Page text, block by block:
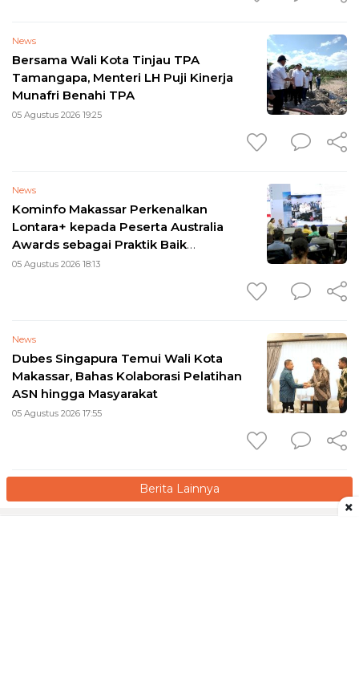
News
Bersama Wali Kota Tinjau TPA
Tamangapa, Menteri LH Puji Kinerja
Munafri Benahi TPA
05 Agustus 2026 19:25
News
Kominfo Makassar Perkenalkan
Lontara+ kepada Peserta Australia
Awards sebagai Praktik Baik
Transformasi Digital
05 Agustus 2026 18:13
News
Dubes Singapura Temui Wali Kota
Makassar, Bahas Kolaborasi Pelatihan
ASN hingga Masyarakat
05 Agustus 2026 17:55
Berita Lainnya
×